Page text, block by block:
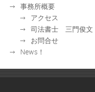
事務所概要
アクセス
司法書士 三門俊文
お問合せ
News！